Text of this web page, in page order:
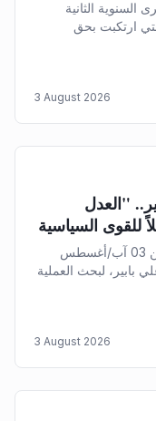
السنوية الثانية
ارتكبت بحق
3 August 2026
"العدل
للقوى السياسية
استقبل الرئيس مسعود بارزاني، يوم الاثنين 03 آب/أغسطس
بابير، لبحث العملية
3 August 2026